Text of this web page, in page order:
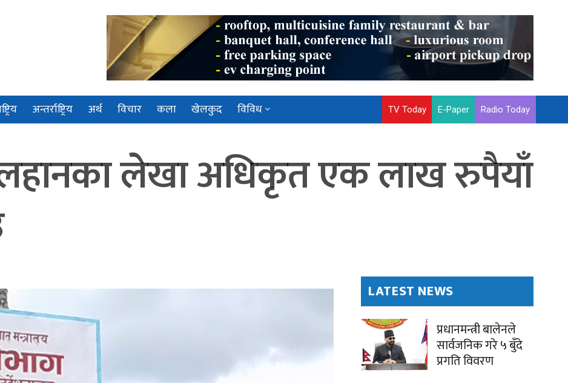
अन्तर्राष्ट्रिय अर्थ विचार कला खेलकुद विविध TV Today E-Paper Radio Today
लेखा अधिकृत एक लाख रुपैयाँ
LATEST NEWS
प्रधानमन्त्री बालेनले
सार्वजनिक गरे ५ बुँदे
प्रगति विवरण